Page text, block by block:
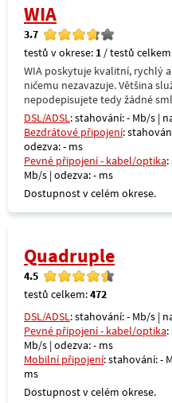
WIA
3.7
testů v okrese: 1 / testů
WIA poskytuje kvalitní, rychlý
ničemu nezavazuje. Většina
nepodepisujete tedy žádné
DSL/ADSL: stahování: - Mb/s |
Bezdrátové připojení:
odezva: - ms
Pevné připojení - kabel/optika
Mb/s | odezva: - ms
Dostupnost v celém okrese.
Quadruple
4.5
testů celkem:472
DSL/ADSL: stahování: - Mb/s |
Pevné připojení - kabel/optika
Mb/s | odezva: - ms
Mobilní připojení: stahování: -
ms
Dostupnost v celém okrese.